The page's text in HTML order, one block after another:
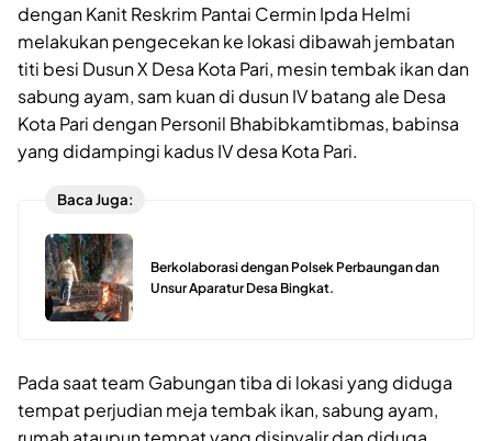
dengan Kanit Reskrim Pantai Cermin Ipda Helmi
melakukan pengecekan ke lokasi dibawah jembatan
titi besi Dusun X Desa Kota Pari, mesin tembak ikan dan
sabung ayam, sam kuan di dusun IV batang ale Desa
Kota Pari dengan Personil Bhabibkamtibmas, babinsa
yang didampingi kadus IV desa Kota Pari.
Baca Juga:
Berkolaborasi dengan Polsek Perbaungan dan
Unsur Aparatur Desa Bingkat.
Pada saat team Gabungan tiba di lokasi yang diduga
tempat perjudian meja tembak ikan, sabung ayam,